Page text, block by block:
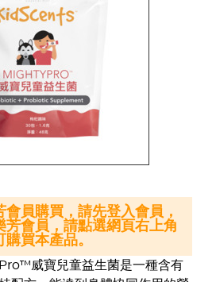
威寶兒童益生菌是一種含有
員購買，請先登入會員，
芳會員，請點選網頁右上角
購買本產品。